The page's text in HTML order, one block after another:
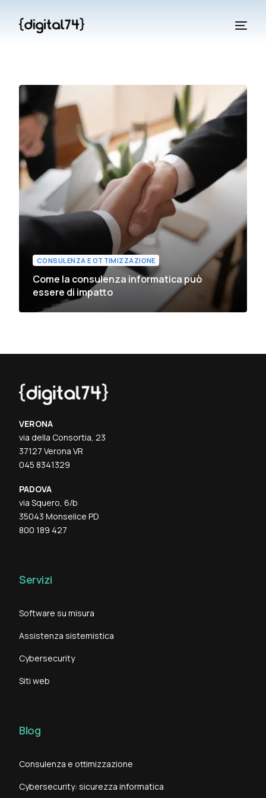
CONSULENZA E OTTIMIZZAZIONE
Come la consulenza informatica può
essere di impatto
VERONA
via della Consortia, 23
37127 Verona VR
045 8341329
PADOVA
via Squero, 6/b
35043 Monselice PD
800 189 427
Servizi
Software su misura
Assistenza sistemistica
Cybersecurity
Siti web
Blog
Consulenza e ottimizzazione
Cybersecurity: sicurezza informatica